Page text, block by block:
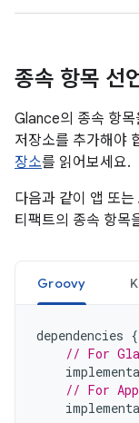
종속 항목 선
Glance의 종속 항
저장소를 추가해야
장소를 읽어보세요.
다음과 같이 앱 또는
티팩트의 종속 항목
Groovy
dependencies {
// For
// For